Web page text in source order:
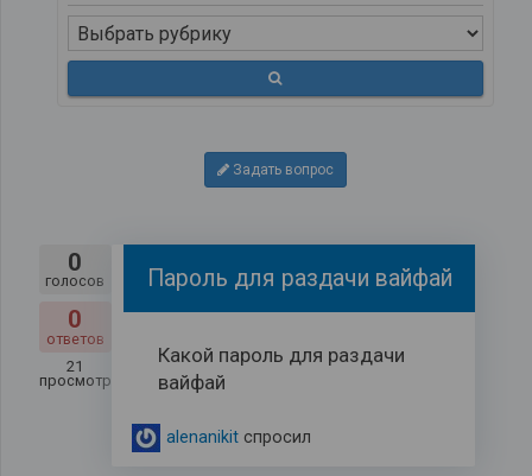
Задать вопрос
0
голосов
0
ответов
21
просмотров
Пароль для раздачи вайфай
Какой пароль для раздачи
вайфай
alenanikitспросил